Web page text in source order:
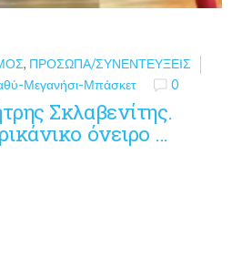
, ΠΡΌΣΩΠΑ/ΣΥΝΕΝΤΕΎΞΕΙΣ
Μεγανήσι-Μπάσκετ
0
Σκλαβενίτης.
όνειρο …